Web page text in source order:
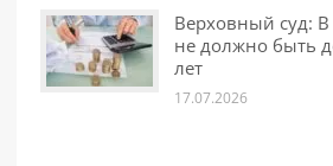
Верховный суд:
не должно быть
лет
17.07.2026